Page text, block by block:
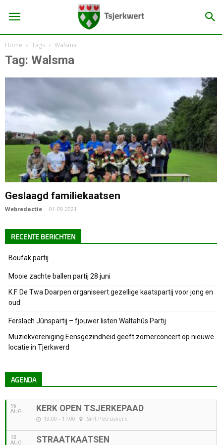
Home Tags Walsma
Tag: Walsma
Geslaagd familiekaatsen
Webredactie - 01-09-2021
RECENTE BERICHTEN
Boufak partij
Mooie zachte ballen partij 28 juni
K.F. De Twa Doarpen organiseert gezellige kaatspartij voor jong en
oud
Ferslach Jûnspartij – fjouwer listen Waltahûs Partij
Muziekvereniging Eensgezindheid geeft zomerconcert op nieuwe
locatie in Tjerkwerd
AGENDA
15
AUG KERK OPEN TSJERKEPAAD
13:00 - 17:00 Sint Petruskerk
15
AUG STRAATKAATSEN